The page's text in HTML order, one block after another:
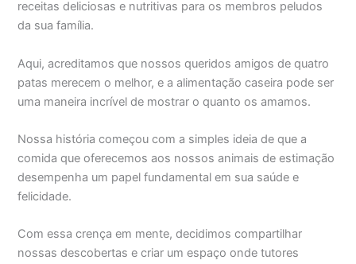
receitas deliciosas e nutritivas para os membros peludos
da sua família.
Aqui, acreditamos que nossos queridos amigos de quatro
patas merecem o melhor, e a alimentação caseira pode ser
uma maneira incrível de mostrar o quanto os amamos.
Nossa história começou com a simples ideia de que a
comida que oferecemos aos nossos animais de estimação
desempenha um papel fundamental em sua saúde e
felicidade.
Com essa crença em mente, decidimos compartilhar
nossas descobertas e criar um espaço onde tutores